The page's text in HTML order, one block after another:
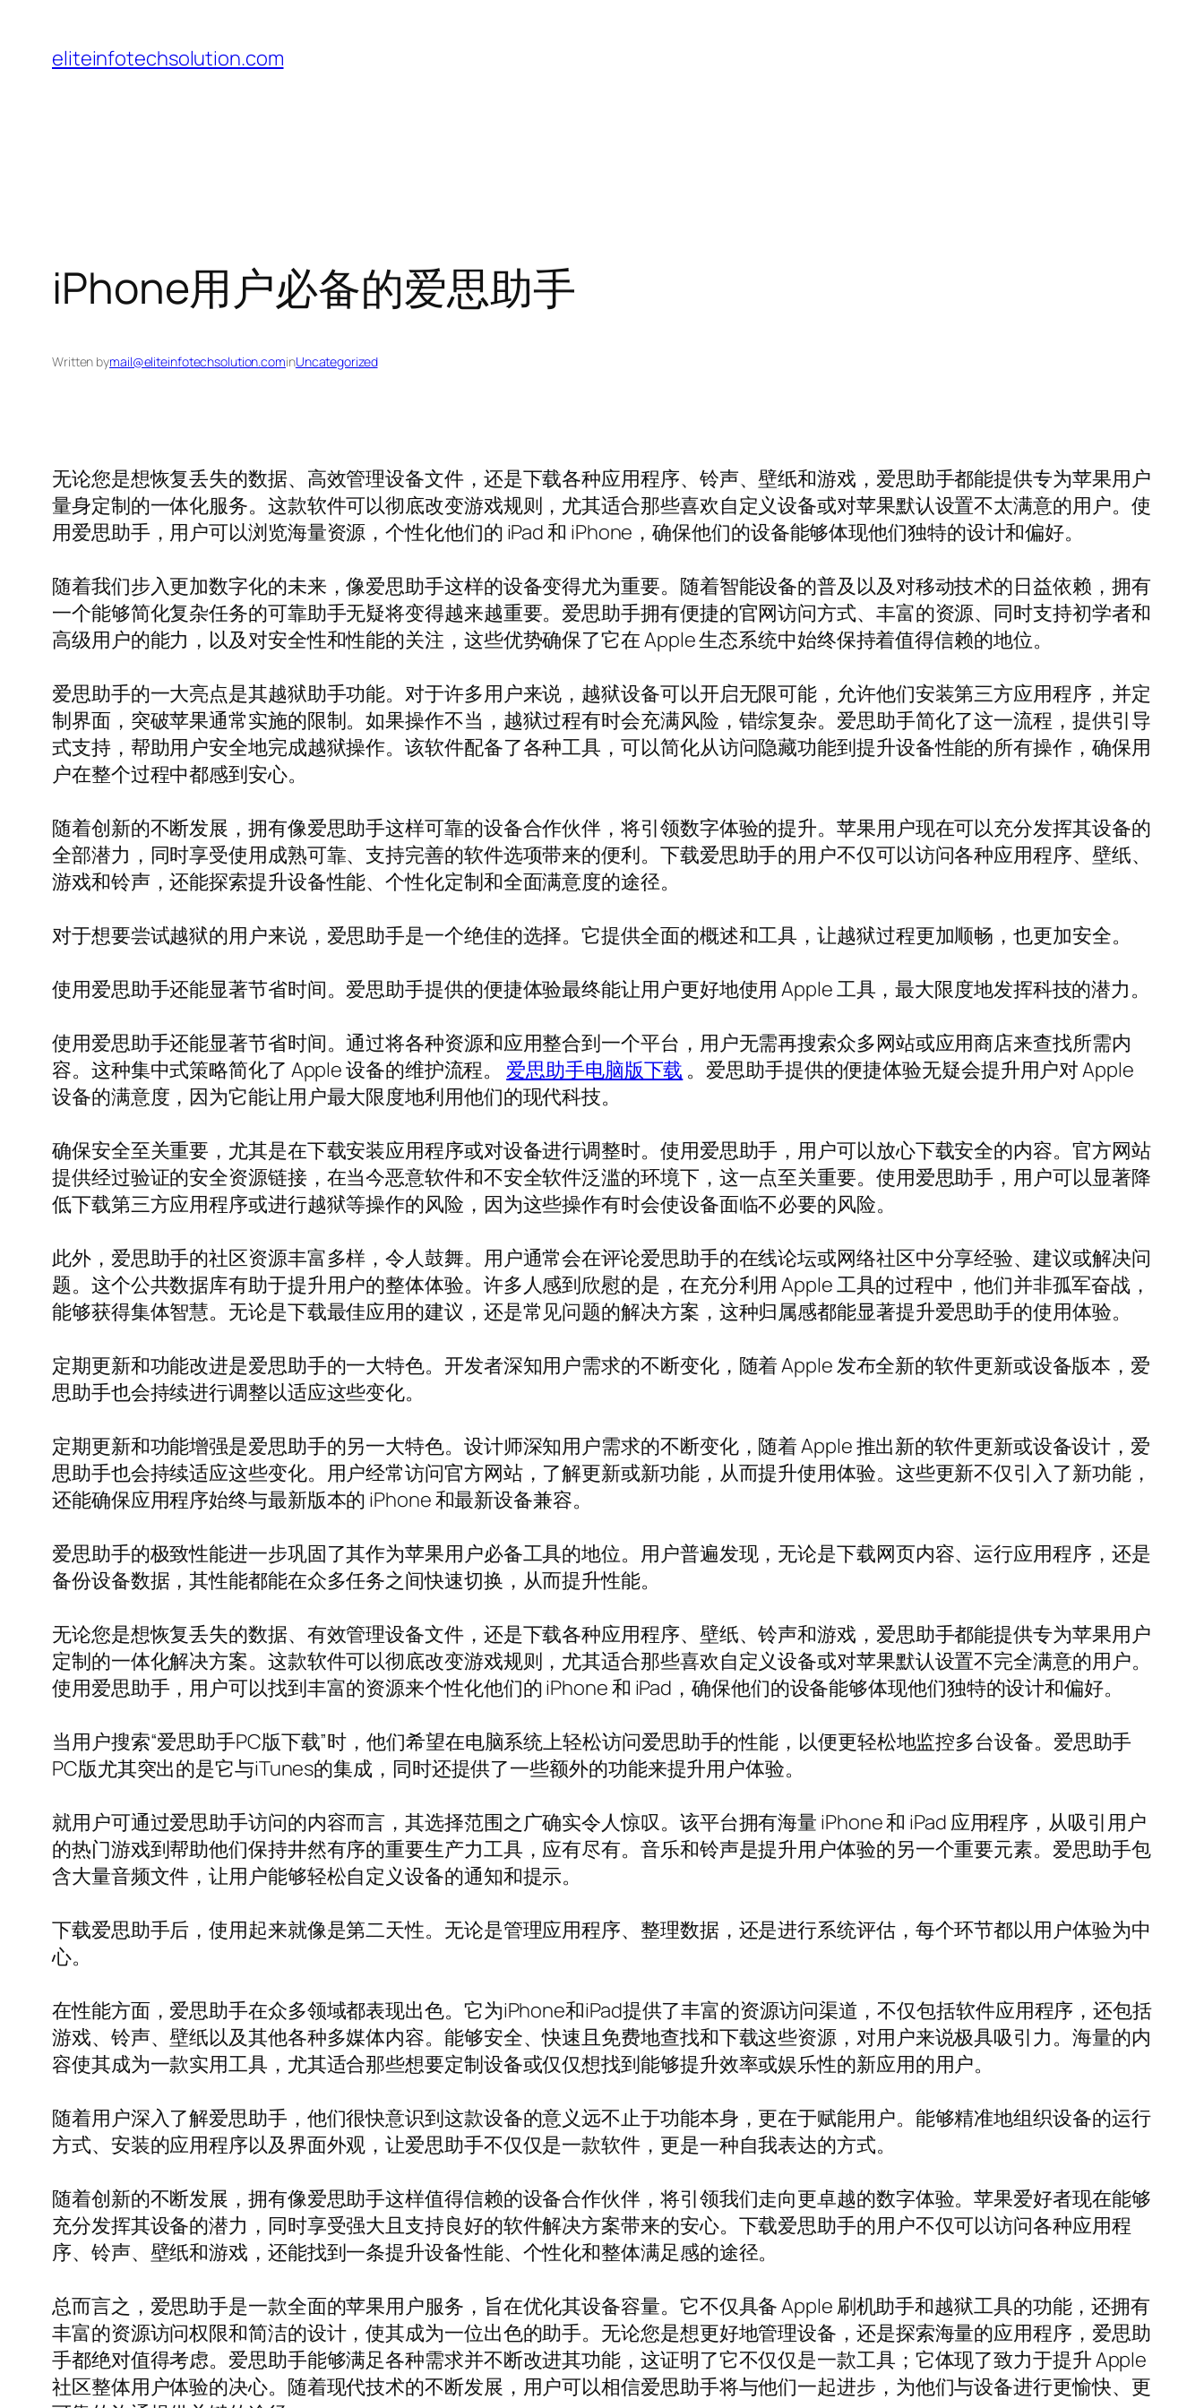
content
eliteinfotechsolution.com
iPhone用户必备的爱思助手
Written bymail@eliteinfotechsolution.cominUncategorized
无论您是想恢复丢失的数据、高效管理设备文件，还是下载各种应用程序、铃声、壁纸和游戏，爱思助手都能提供专为苹果用户
量身定制的一体化服务。这款软件可以彻底改变游戏规则，尤其适合那些喜欢自定义设备或对苹果默认设置不太满意的用户。使
用爱思助手，用户可以浏览海量资源，个性化他们的 iPad 和 iPhone，确保他们的设备能够体现他们独特的设计和偏好。
随着我们步入更加数字化的未来，像爱思助手这样的设备变得尤为重要。随着智能设备的普及以及对移动技术的日益依赖，拥有
一个能够简化复杂任务的可靠助手无疑将变得越来越重要。爱思助手拥有便捷的官网访问方式、丰富的资源、同时支持初学者和
高级用户的能力，以及对安全性和性能的关注，这些优势确保了它在 Apple 生态系统中始终保持着值得信赖的地位。
爱思助手的一大亮点是其越狱助手功能。对于许多用户来说，越狱设备可以开启无限可能，允许他们安装第三方应用程序，并定
制界面，突破苹果通常实施的限制。如果操作不当，越狱过程有时会充满风险，错综复杂。爱思助手简化了这一流程，提供引导
式支持，帮助用户安全地完成越狱操作。该软件配备了各种工具，可以简化从访问隐藏功能到提升设备性能的所有操作，确保用
户在整个过程中都感到安心。
随着创新的不断发展，拥有像爱思助手这样可靠的设备合作伙伴，将引领数字体验的提升。苹果用户现在可以充分发挥其设备的
全部潜力，同时享受使用成熟可靠、支持完善的软件选项带来的便利。下载爱思助手的用户不仅可以访问各种应用程序、壁纸、
游戏和铃声，还能探索提升设备性能、个性化定制和全面满意度的途径。
对于想要尝试越狱的用户来说，爱思助手是一个绝佳的选择。它提供全面的概述和工具，让越狱过程更加顺畅，也更加安全。
使用爱思助手还能显著节省时间。爱思助手提供的便捷体验最终能让用户更好地使用 Apple 工具，最大限度地发挥科技的潜力。
使用爱思助手还能显著节省时间。通过将各种资源和应用整合到一个平台，用户无需再搜索众多网站或应用商店来查找所需内
容。这种集中式策略简化了 Apple 设备的维护流程。爱思助手电脑版下载 。爱思助手提供的便捷体验无疑会提升用户对 Apple
设备的满意度，因为它能让用户最大限度地利用他们的现代科技。
确保安全至关重要，尤其是在下载安装应用程序或对设备进行调整时。使用爱思助手，用户可以放心下载安全的内容。官方网站
提供经过验证的安全资源链接，在当今恶意软件和不安全软件泛滥的环境下，这一点至关重要。使用爱思助手，用户可以显著降
低下载第三方应用程序或进行越狱等操作的风险，因为这些操作有时会使设备面临不必要的风险。
此外，爱思助手的社区资源丰富多样，令人鼓舞。用户通常会在评论爱思助手的在线论坛或网络社区中分享经验、建议或解决问
题。这个公共数据库有助于提升用户的整体体验。许多人感到欣慰的是，在充分利用 Apple 工具的过程中，他们并非孤军奋战，
能够获得集体智慧。无论是下载最佳应用的建议，还是常见问题的解决方案，这种归属感都能显著提升爱思助手的使用体验。
定期更新和功能改进是爱思助手的一大特色。开发者深知用户需求的不断变化，随着 Apple 发布全新的软件更新或设备版本，爱
思助手也会持续进行调整以适应这些变化。
定期更新和功能增强是爱思助手的另一大特色。设计师深知用户需求的不断变化，随着 Apple 推出新的软件更新或设备设计，爱
思助手也会持续适应这些变化。用户经常访问官方网站，了解更新或新功能，从而提升使用体验。这些更新不仅引入了新功能，
还能确保应用程序始终与最新版本的 iPhone 和最新设备兼容。
爱思助手的极致性能进一步巩固了其作为苹果用户必备工具的地位。用户普遍发现，无论是下载网页内容、运行应用程序，还是
备份设备数据，其性能都能在众多任务之间快速切换，从而提升性能。
无论您是想恢复丢失的数据、有效管理设备文件，还是下载各种应用程序、壁纸、铃声和游戏，爱思助手都能提供专为苹果用户
定制的一体化解决方案。这款软件可以彻底改变游戏规则，尤其适合那些喜欢自定义设备或对苹果默认设置不完全满意的用户。
使用爱思助手，用户可以找到丰富的资源来个性化他们的 iPhone 和 iPad，确保他们的设备能够体现他们独特的设计和偏好。
当用户搜索“爱思助手PC版下载”时，他们希望在电脑系统上轻松访问爱思助手的性能，以便更轻松地监控多台设备。爱思助手
PC版尤其突出的是它与iTunes的集成，同时还提供了一些额外的功能来提升用户体验。
就用户可通过爱思助手访问的内容而言，其选择范围之广确实令人惊叹。该平台拥有海量 iPhone 和 iPad 应用程序，从吸引用户
的热门游戏到帮助他们保持井然有序的重要生产力工具，应有尽有。音乐和铃声是提升用户体验的另一个重要元素。爱思助手包
含大量音频文件，让用户能够轻松自定义设备的通知和提示。
下载爱思助手后，使用起来就像是第二天性。无论是管理应用程序、整理数据，还是进行系统评估，每个环节都以用户体验为中
心。
在性能方面，爱思助手在众多领域都表现出色。它为iPhone和iPad提供了丰富的资源访问渠道，不仅包括软件应用程序，还包括
游戏、铃声、壁纸以及其他各种多媒体内容。能够安全、快速且免费地查找和下载这些资源，对用户来说极具吸引力。海量的内
容使其成为一款实用工具，尤其适合那些想要定制设备或仅仅想找到能够提升效率或娱乐性的新应用的用户。
随着用户深入了解爱思助手，他们很快意识到这款设备的意义远不止于功能本身，更在于赋能用户。能够精准地组织设备的运行
方式、安装的应用程序以及界面外观，让爱思助手不仅仅是一款软件，更是一种自我表达的方式。
随着创新的不断发展，拥有像爱思助手这样值得信赖的设备合作伙伴，将引领我们走向更卓越的数字体验。苹果爱好者现在能够
充分发挥其设备的潜力，同时享受强大且支持良好的软件解决方案带来的安心。下载爱思助手的用户不仅可以访问各种应用程
序、铃声、壁纸和游戏，还能找到一条提升设备性能、个性化和整体满足感的途径。
总而言之，爱思助手是一款全面的苹果用户服务，旨在优化其设备容量。它不仅具备 Apple 刷机助手和越狱工具的功能，还拥有
丰富的资源访问权限和简洁的设计，使其成为一位出色的助手。无论您是想更好地管理设备，还是探索海量的应用程序，爱思助
手都绝对值得考虑。爱思助手能够满足各种需求并不断改进其功能，这证明了它不仅仅是一款工具；它体现了致力于提升 Apple
社区整体用户体验的决心。随着现代技术的不断发展，用户可以相信爱思助手将与他们一起进步，为他们与设备进行更愉快、更